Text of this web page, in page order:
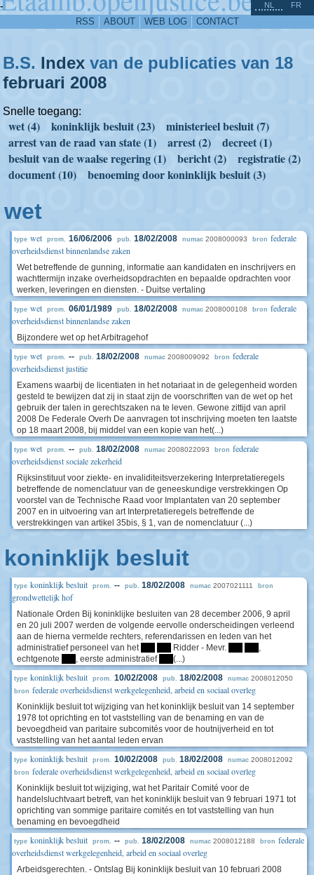
-
RSS ABOUT WEB LOG CONTACT
NL FR
B.S. Index van de publicaties van 18
februari 2008
Snelle toegang:
wet (4) koninklijk besluit (23)
ministerieel besluit (7)
arrest van de raad van state (1)
arrest (2)
decreet (1)
besluit van de waalse regering (1)
bericht (2)
registratie (2)
document (10)
benoeming door koninklijk besluit (3)
wet
type wet prom. 16/06/2006 pub. 18/02/2008 numac 2008000093 bron federale
overheidsdienst binnenlandse zaken
Wet betreffende de gunning, informatie aan kandidaten en inschrijvers en
wachttermijn inzake overheidsopdrachten en bepaalde opdrachten voor
werken, leveringen en diensten. - Duitse vertaling
type wet prom. 06/01/1989 pub. 18/02/2008 numac 2008000108 bron federale
overheidsdienst binnenlandse zaken
Bijzondere wet op het Arbitragehof
type wet prom. -- pub. 18/02/2008 numac 2008009092 bron federale
overheidsdienst justitie
Examens waarbij de licentiaten in het notariaat in de gelegenheid worden
gesteld te bewijzen dat zij in staat zijn de voorschriften van de wet op het
gebruik der talen in gerechtszaken na te leven. Gewone zittijd van april
2008 De Federale Overh De aanvragen tot inschrijving moeten ten laatste
op 18 maart 2008, bij middel van een kopie van het(...)
type wet prom. -- pub. 18/02/2008 numac 2008022093 bron federale
overheidsdienst sociale zekerheid
Rijksinstituut voor ziekte- en invaliditeitsverzekering Interpretatieregels
betreffende de nomenclatuur van de geneeskundige verstrekkingen Op
voorstel van de Technische Raad voor Implantaten van 20 september
2007 en in uitvoering van art Interpretatieregels betreffende de
verstrekkingen van artikel 35bis, § 1, van de nomenclatuur (...)
koninklijk besluit
type koninklijk besluit prom. -- pub. 18/02/2008 numac 2007021111 bron
grondwettelijk hof
Nationale Orden Bij koninklijke besluiten van 28 december 2006, 9 april
en 20 juli 2007 werden de volgende eervolle onderscheidingen verleend
aan de hierna vermelde rechters, referendarissen en leden van het
administratief personeel van het
Ridder - Mevr.
,
echtgenote
, eerste administratief (...)
type koninklijk besluit prom. 10/02/2008 pub. 18/02/2008 numac 2008012050
bron federale overheidsdienst werkgelegenheid, arbeid en sociaal overleg
Koninklijk besluit tot wijziging van het koninklijk besluit van 14 september
1978 tot oprichting en tot vaststelling van de benaming en van de
bevoegdheid van paritaire subcomités voor de houtnijverheid en tot
vaststelling van het aantal leden ervan
type koninklijk besluit prom. 10/02/2008 pub. 18/02/2008 numac 2008012092
bron federale overheidsdienst werkgelegenheid, arbeid en sociaal overleg
Koninklijk besluit tot wijziging, wat het Paritair Comité voor de
handelsluchtvaart betreft, van het koninklijk besluit van 9 februari 1971 tot
oprichting van sommige paritaire comités en tot vaststelling van hun
benaming en bevoegdheid
type koninklijk besluit prom. -- pub. 18/02/2008 numac 2008012188 bron federale
overheidsdienst werkgelegenheid, arbeid en sociaal overleg
Arbeidsgerechten. - Ontslag Bij koninklijk besluit van 10 februari 2008
^